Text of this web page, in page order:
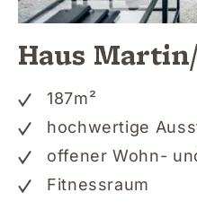
Haus
187m²
hochwertige
offener Wohn-
Fitnessraum